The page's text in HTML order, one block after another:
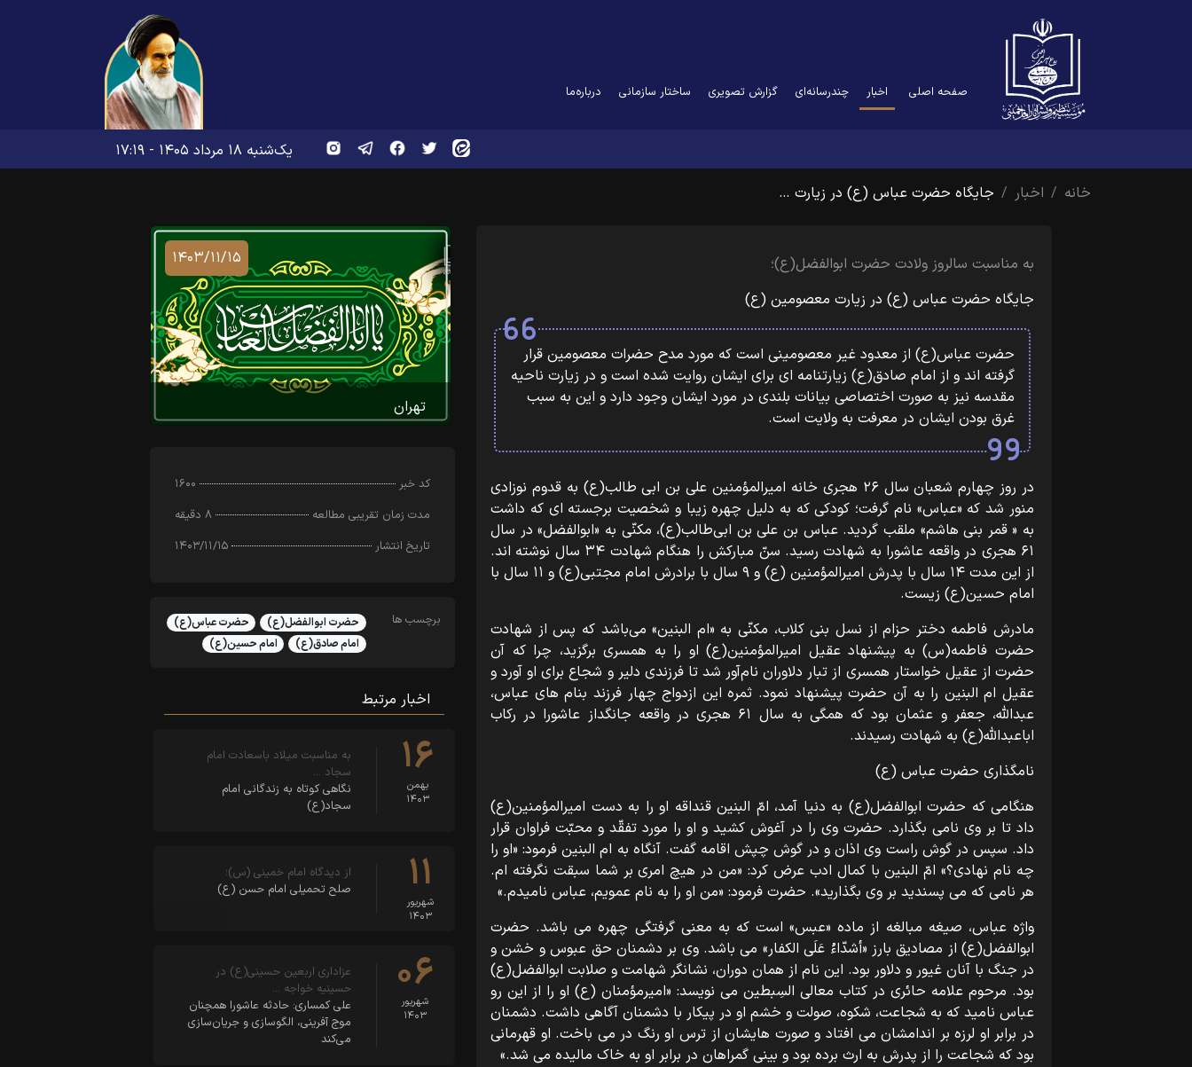
صفحه اصلی اخبار چندرسانه‌ای گزارش تصویری ساختار سازمانی درباره‌ما
یک‌شنبه ۱۸ مرداد ۱۴۰۵ - ۱۷:۱۹
خانه
اخبار جایگاه حضرت عباس (ع) در زیارت …
به مناسبت سالروز ولادت حضرت ابوالفضل(ع)؛
جایگاه حضرت عباس (ع) در زیارت معصومین (ع)
حضرت عباس(ع) از معدود غیر معصومینی است که مورد مدح حضرات معصومین قرار
گرفته اند و از امام صادق(ع) زیارتنامه ای برای ایشان روایت شده است و در زیارت ناحیه
مقدسه نیز به صورت اختصاصی بیانات بلندی در مورد ایشان وجود دارد و این به سبب
غرق بودن ایشان در معرفت به ولایت است.
در روز چهارم شعبان سال ۲۶ هجری خانه امیرالمؤمنین علی بن ابی طالب(ع) به قدوم نوزادی
منور شد که «عباس» نام گرفت؛ کودکی که به دلیل چهره زیبا و شخصیت برجسته ای که داشت
به « قمر بنی هاشم» ملقب گردید. عباس بن علی بن ابی‌طالب(ع)، مکنّی به «ابوالفضل» در سال
۶۱ هجری در واقعه عاشورا به شهادت رسید. سنّ مبارکش را هنگام شهادت ۳۴ سال نوشته‌ اند.
از این مدت ۱۴ سال با پدرش امیرالمؤمنین (ع) و ۹ سال با برادرش امام مجتبی(ع) و ۱۱ سال با
امام حسین(ع) زیست.
مادرش فاطمه دختر حزام از نسل بنی‌ کلاب، مکنّی به «ام ‌البنین» می‌باشد که پس از شهادت
حضرت فاطمه(س) به پیشنهاد عقیل امیرالمؤمنین(ع) او را به همسری برگزید، چرا که آن
حضرت از عقیل خواستار همسری از تبار دلاوران نام‌آور شد تا فرزندی دلیر و شجاع برای او آورد و
عقیل ام‌ البنین را به آن حضرت پیشنهاد نمود. ثمره این ازدواج چهار فرزند بنام های عباس،
عبدالله، جعفر و عثمان بود که همگی به سال ۶۱ هجری در واقعه جانگداز عاشورا در رکاب
اباعبدالله(ع) به شهادت رسیدند.
نامگذاری حضرت عباس (ع)
هنگامی که حضرت ابوالفضل(ع) به دنیا آمد، امّ البنین قنداقه او را به دست امیرالمؤمنین(ع)
داد تا بر وی نامی بگذارد. حضرت وی را در آغوش کشید و او را مورد تفقّد و محبّت فراوان قرار
داد. سپس در گوش راست وی اذان و در گوش چپش اقامه گفت. آنگاه به ام البنین فرمود: «او را
چه نام نهادی؟» امّ البنین با کمال ادب عرض کرد: «من در هیچ امری بر شما سبقت نگرفته ام.
هر نامی که می پسندید بر وی بگذارید». حضرت فرمود: «من او را به نام عمویم، عباس نامیدم.»
واژه عباس، صیغه مبالغه از ماده «عبس» است که به معنی گرفتگی چهره می باشد. حضرت
ابوالفضل(ع) از مصادیق بارز «أشدّاءُ عَلَی الکفار» می باشد. وی بر دشمنان حق عبوس و خشن و
در جنگ با آنان غیور و دلاور بود. این نام از همان دوران، نشانگر شهامت و صلابت ابوالفضل(ع)
بود. مرحوم علامه حائری در کتاب معالی السِبطین می نویسد: «امیرمؤمنان (ع) او را از این رو
عباس نامید که به شجاعت، شکوه، صولت و خشم او در پیکار با دشمنان آگاهی داشت. دشمنان
در برابر او لرزه بر اندامشان می افتاد و صورت هایشان از ترس او رنگ در می باخت. او قهرمانی
بود که شجاعت را از پدرش به ارث برده بود و بینی گمراهان در برابر او به خاک مالیده می شد.»
۱۴۰۳/۱۱/۱۵
تهران
کد خبر
۱۶۰۰
مدت زمان تقریبی مطالعه
۸ دقیقه
تاریخ انتشار
۱۴۰۳/۱۱/۱۵
برچسب ها حضرت ابوالفضل(ع)
حضرت عباس(ع)
امام صادق(ع)
امام حسین(ع)
اخبار مرتبط
۱۶
بهمن
۱۴۰۳
به مناسبت میلاد باسعادت امام
سجاد …
نگاهی کوتاه به زندگانی امام
سجاد(ع)
۱۱
شهریور
۱۴۰۳
از دیدگاه امام خمینی (س)؛
صلح تحمیلی امام حسن (ع)
۰۶
شهریور
۱۴۰۳
عزاداری اربعین حسینی(ع) در
حسینیه خواجه …
علی کمساری: حادثه عاشورا همچنان
موج آفرینی، الگوسازی و جریان‌سازی
می‌کند